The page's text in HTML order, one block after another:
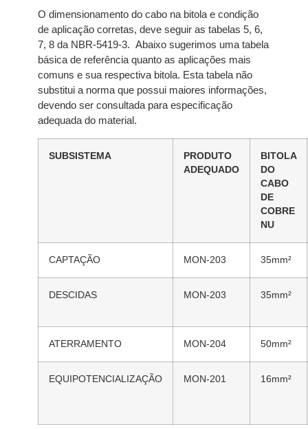
O dimensionamento do cabo na bitola e condição
de aplicação corretas, deve seguir as tabelas 5, 6,
7, 8 da NBR-5419-3. Abaixo sugerimos uma tabela
básica de referência quanto as aplicações mais
comuns e sua respectiva bitola. Esta tabela não
substitui a norma que possui maiores informações,
devendo ser consultada para especificação
adequada do material.
SUBSISTEMA
PRODUTO
ADEQUADO
BITOLA
DO
CABO
DE
COBRE
NU
CAPTAÇÃO MON-203 35mm²
DESCIDAS MON-203 35mm²
ATERRAMENTO MON-204 50mm²
EQUIPOTENCIALIZAÇÃO MON-201 16mm²